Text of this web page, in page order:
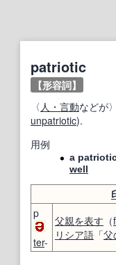
patriotic
【形容詞】
〈 人・言動などが〉
unpatriotic).
用例
a
well
p
ter-
父親を表す （
リシア語 「父